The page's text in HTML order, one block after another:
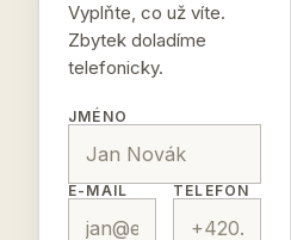
Vyplňte, co už víte.
Zbytek doladíme
telefonicky.
JMÉNO
E-MAIL TELEFON